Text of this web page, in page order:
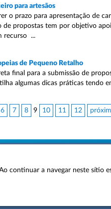
para artesãos
o prazo para apresentação de
de propostas tem por objetivo
recurso ...
de Pequeno Retalho
final para a submissão de
algumas dicas práticas tendo
6 7 8 9 10 11 12
continuar a navegar neste sítio